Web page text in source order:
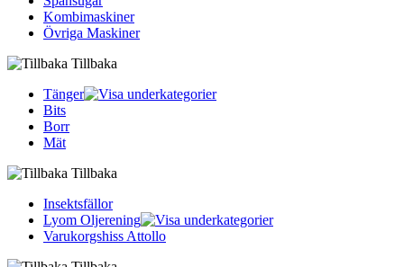
Kombimaskiner
Övriga Maskiner
Tillbaka
Tänger
Bits
Borr
Mät
Tillbaka
Insektsfällor
Lyom Oljerening
Varukorgshiss Attollo